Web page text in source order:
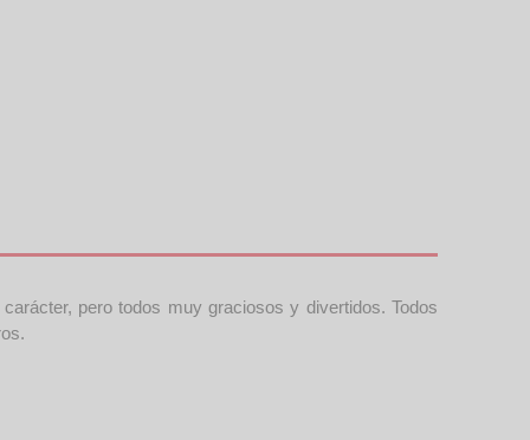
pero todos muy graciosos y divertidos. Todos